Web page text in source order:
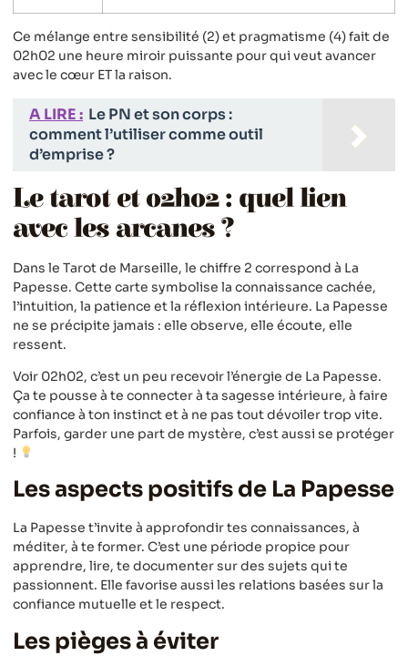
Ce mélange entre sensibilité (2) et pragmatisme (4) fait de
02h02 une heure miroir puissante pour qui veut avancer
avec le cœur ET la raison.
A LIRE : Le PN et son corps :
comment l’utiliser comme outil
d’emprise ?
Le tarot et 02h02 : quel lien
avec les arcanes ?
Dans le Tarot de Marseille, le chiffre 2 correspond à La
Papesse. Cette carte symbolise la connaissance cachée,
l’intuition, la patience et la réflexion intérieure. La Papesse
ne se précipite jamais : elle observe, elle écoute, elle
ressent.
Voir 02h02, c’est un peu recevoir l’énergie de La Papesse.
Ça te pousse à te connecter à ta sagesse intérieure, à faire
confiance à ton instinct et à ne pas tout dévoiler trop vite.
Parfois, garder une part de mystère, c’est aussi se protéger
!
Les aspects positifs de La Papesse
La Papesse t’invite à approfondir tes connaissances, à
méditer, à te former. C’est une période propice pour
apprendre, lire, te documenter sur des sujets qui te
passionnent. Elle favorise aussi les relations basées sur la
confiance mutuelle et le respect.
Les pièges à éviter